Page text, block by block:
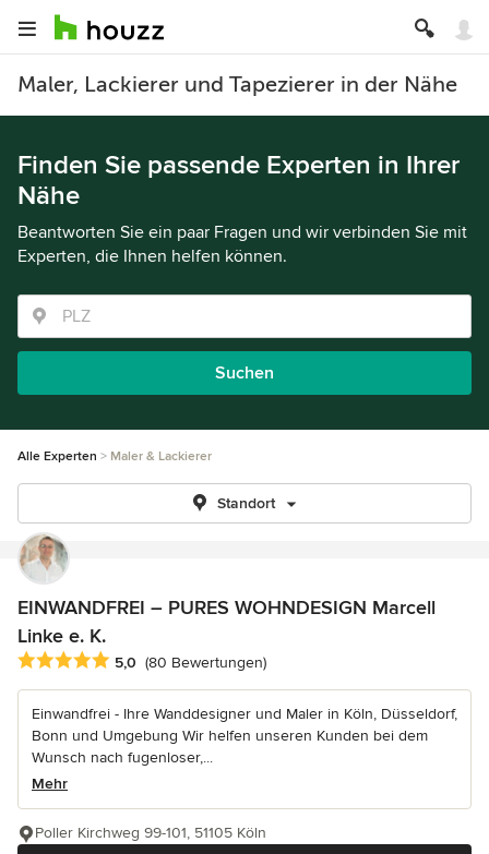
Maler, Lackierer und Tapezierer in der Nähe
Finden Sie passende Experten in Ihrer
Nähe
Beantworten Sie ein paar Fragen und wir verbinden Sie mit
Experten, die Ihnen helfen können.
Suchen
Alle Experten Maler & Lackierer
Standort
EINWANDFREI – PURES WOHNDESIGN Marcell
Linke e. K.
Durchschnittliche Bewertung: 5 von 5 Sternen
5,0 (80 Bewertungen)
Einwandfrei - Ihre Wanddesigner und Maler in Köln, Düsseldorf,
Bonn und Umgebung Wir helfen unseren Kunden bei dem
Wunsch nach fugenloser,...
Mehr
Poller Kirchweg 99-101, 51105 Köln